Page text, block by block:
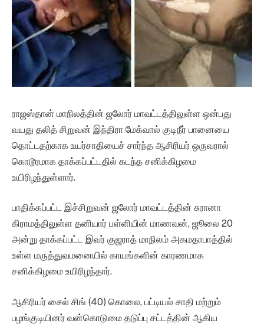
ராஜஸ்தான் மாநிலத்தின் ஜலோர் மாவட்டத்திலுள்ள ஒன்பது
வயது தலித் சிறுவன் இந்திரா மேக்வால் குடிநீர் பானையை
தொட்டதற்காக உயர்சாதியைச் சார்ந்த ஆசிரியர் ஒருவரால்
கொடூரமாக தாக்கப்பட்டதில் கடந்த சனிக்கிழமை
உயிரிழந்துள்ளார்.
பாதிக்கப்பட்ட இச்சிறுவன் ஜலோர் மாவட்டத்தின் சுரானா
கிராமத்திலுள்ள தனியார் பள்ளியின் மாணவன், ஜூலை 20
அன்று தாக்கப்பட்ட இவர் குஜராத் மாநிலம் அகமதாபாத்தில்
உள்ள மருத்துவமனையில் காயங்களின் காரணமாக
சனிக்கிழமை உயிரிழந்தார்.
ஆசிரியர் சைல் சிங் (40) கொலை, பட்டியல் சாதி மற்றும்
பழங்குடியினர் வன்கொடுமை தடுப்பு சட்டத்தின் ஆகிய